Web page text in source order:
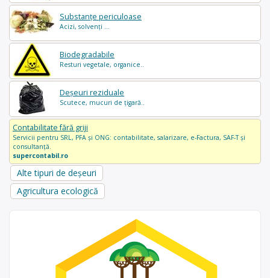
Substanțe periculoase
Acizi, solvenți ...
Biodegradabile
Resturi vegetale, organice..
Deșeuri reziduale
Scutece, mucuri de țigară..
Contabilitate fără griji
Servicii pentru SRL, PFA și ONG: contabilitate, salarizare, e-Factura, SAF-T și
consultanță.
supercontabil.ro
Alte tipuri de deșeuri
Agricultura ecologică